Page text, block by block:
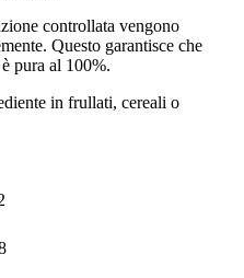
controllata vengono
Questo garantisce che
pura al 100%.
in frullati, cereali o